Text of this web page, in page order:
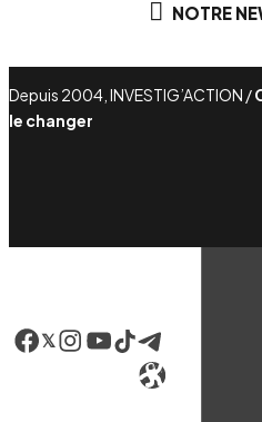
NOTRE
Depuis 2004, INVESTIG’ACTION /
le changer
Facebook
LinkedIn
Instagram
YouTube
TikTok
Telegram
Lien